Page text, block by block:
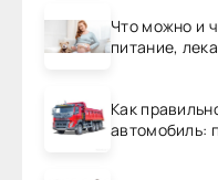
Что можно и
питание,
Как
автомобиль: